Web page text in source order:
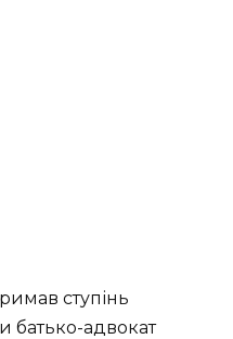
ступінь
батько-адвокат